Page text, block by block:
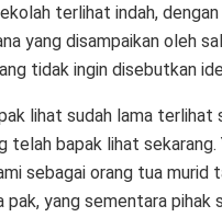
terlihat indah,
yang disampaikan oleh
tidak ingin disebutkan
lihat sudah lama terlihat
telah bapak lihat sekarang.
sebagai orang tua murid
pak, yang sementara pihak